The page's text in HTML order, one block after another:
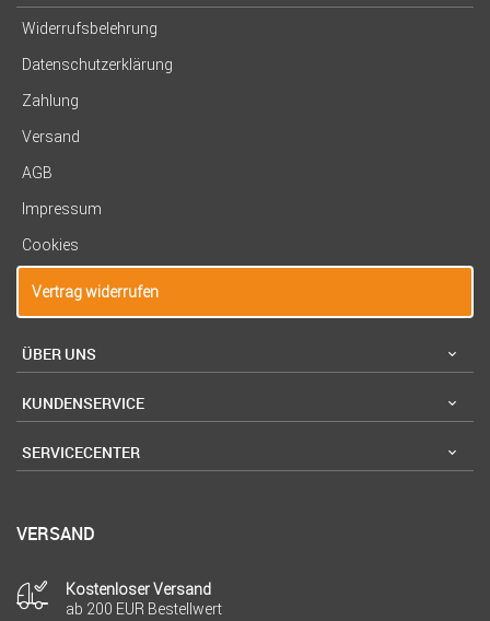
Widerrufsbelehrung
Datenschutzerklärung
Zahlung
Versand
AGB
Impressum
Cookies
Vertrag widerrufen
ÜBER UNS
KUNDENSERVICE
SERVICECENTER
VERSAND
Kostenloser Versand
ab 200 EUR Bestellwert